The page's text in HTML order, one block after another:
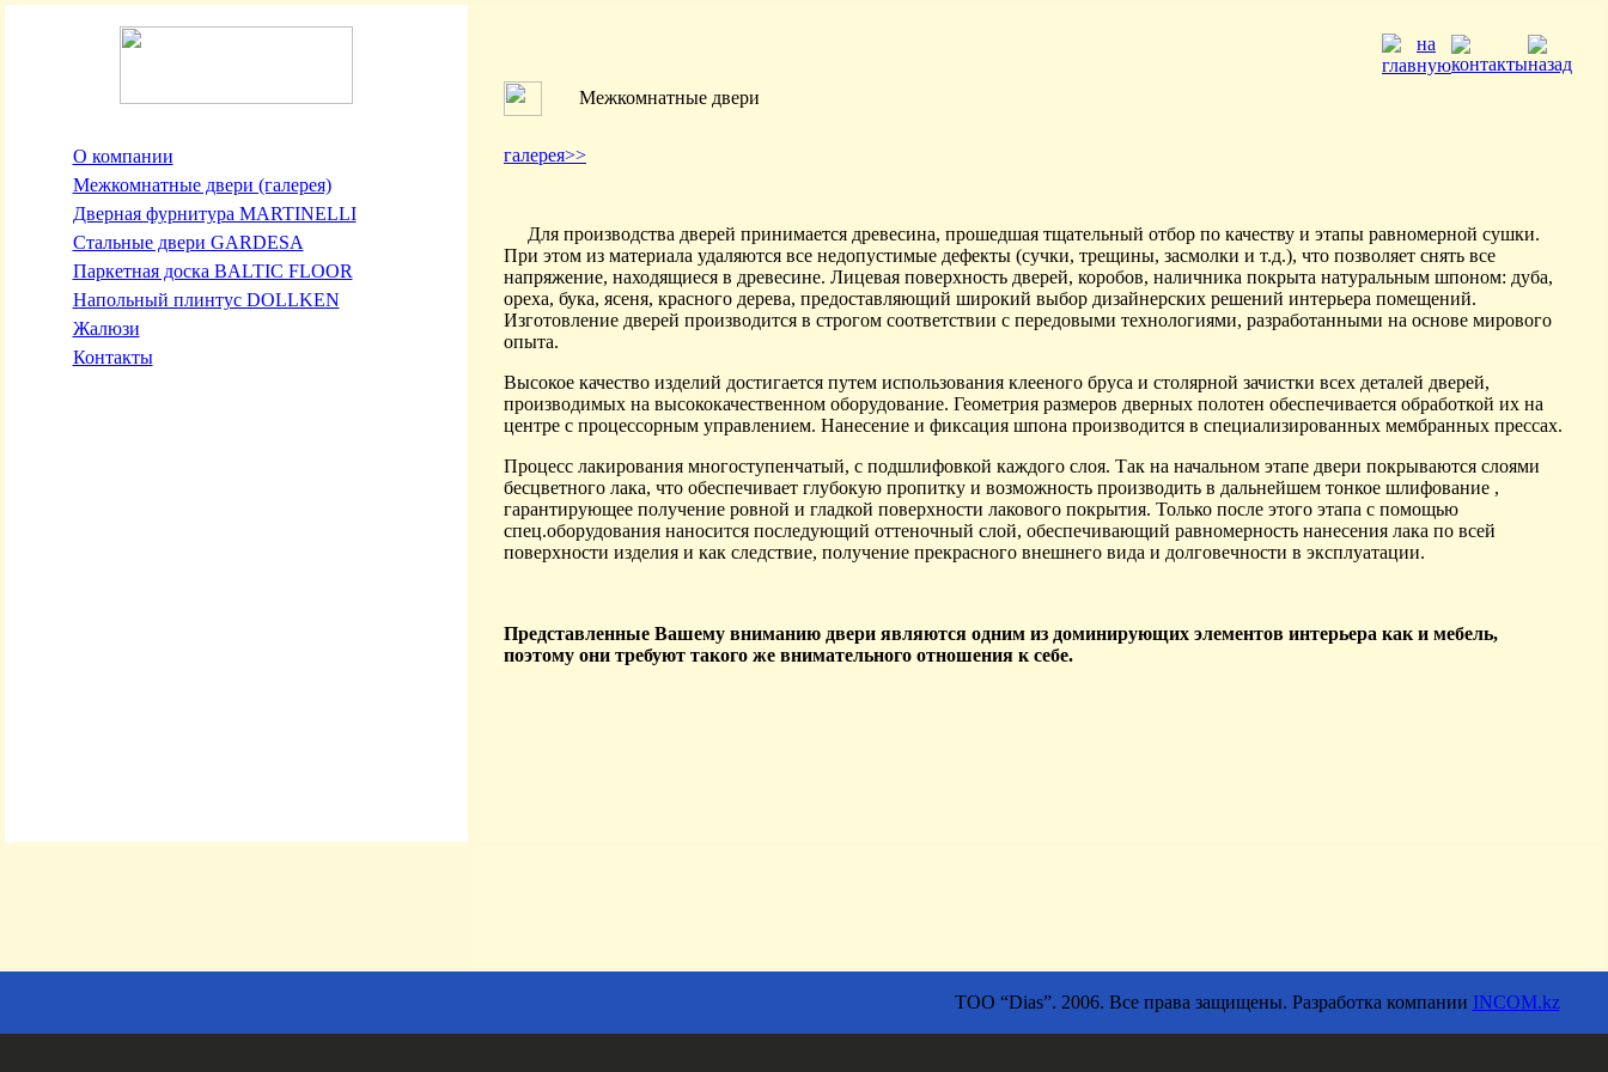
О компании
Межкомнатные двери (галерея)
Дверная фурнитура MARTINELLI
Стальные двери GARDESA
Паркетная доска BALTIC FLOOR
Напольный плинтус DOLLKEN
Жалюзи
Контакты
Межкомнатные двери
галерея>>
Для производства дверей принимается древесина, прошедшая тщательный отбор по качеству и этапы равномерной сушки.
При этом из материала удаляются все недопустимые дефекты (сучки, трещины, засмолки и т.д.), что позволяет снять все
напряжение, находящиеся в древесине. Лицевая поверхность дверей, коробов, наличника покрыта натуральным шпоном: дуба,
ореха, бука, ясеня, красного дерева, предоставляющий широкий выбор дизайнерских решений интерьера помещений.
Изготовление дверей производится в строгом соответствии с передовыми технологиями, разработанными на основе мирового
опыта.
Высокое качество изделий достигается путем использования клееного бруса и столярной зачистки всех деталей дверей,
производимых на высококачественном оборудование. Геометрия размеров дверных полотен обеспечивается обработкой их на
центре с процессорным управлением. Нанесение и фиксация шпона производится в специализированных мембранных прессах.
Процесс лакирования многоступенчатый, с подшлифовкой каждого слоя. Так на начальном этапе двери покрываются слоями
бесцветного лака, что обеспечивает глубокую пропитку и возможность производить в дальнейшем тонкое шлифование ,
гарантирующее получение ровной и гладкой поверхности лакового покрытия. Только после этого этапа с помощью
спец.оборудования наносится последующий оттеночный слой, обеспечивающий равномерность нанесения лака по всей
поверхности изделия и как следствие, получение прекрасного внешнего вида и долговечности в эксплуатации.
Представленные Вашему вниманию двери являются одним из доминирующих элементов интерьера как и мебель,
поэтому они требуют такого же внимательного отношения к себе.
ТОО “Dias”. 2006. Все права защищены. Разработка компании INCOM.kz